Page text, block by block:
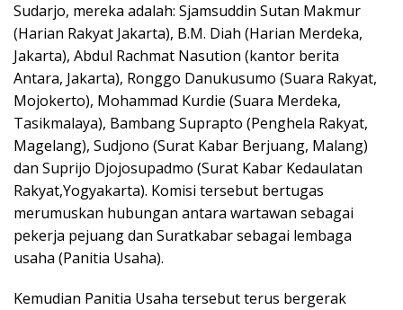
Sudarjo, mereka adalah: Sjamsuddin Sutan Makmur
(Harian Rakyat Jakarta), B.M. Diah (Harian Merdeka,
Jakarta), Abdul Rachmat Nasution (kantor berita
Antara, Jakarta), Ronggo Danukusumo (Suara Rakyat,
Mojokerto), Mohammad Kurdie (Suara Merdeka,
Tasikmalaya), Bambang Suprapto (Penghela Rakyat,
Magelang), Sudjono (Surat Kabar Berjuang, Malang)
dan Suprijo Djojosupadmo (Surat Kabar Kedaulatan
Rakyat,Yogyakarta). Komisi tersebut bertugas
merumuskan hubungan antara wartawan sebagai
pekerja pejuang dan Suratkabar sebagai lembaga
usaha (Panitia Usaha).
Kemudian Panitia Usaha tersebut terus bergerak